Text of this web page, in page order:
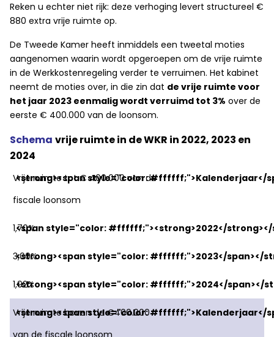
Reken u echter niet rijk: deze verhoging levert structureel €
880 extra vrije ruimte op.
De Tweede Kamer heeft inmiddels een tweetal moties
aangenomen waarin wordt opgeroepen om de vrije ruimte
in de Werkkostenregeling verder te verruimen. Het kabinet
neemt de moties over, in die zin dat de vrije ruimte voor
het jaar 2023 eenmalig wordt verruimd tot 3% over de
eerste € 400.000 van de loonsom.
Schema vrije ruimte in de WKR in 2022, 2023 en
2024
Vrije ruimte tot € 400.000 van de
fiscale loonsom
1,70%
3,00%
1,92%
Vrije ruimte boven de €400.000
van de fiscale loonsom